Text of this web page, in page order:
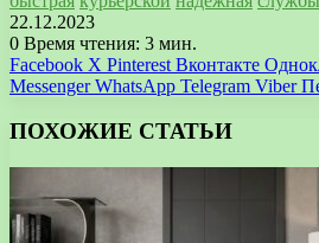
22.12.2023
0 Время чтения: 3 мин.
Facebook X Pinterest Вконтакте
Messenger WhatsApp Telegram Viber
ПОХОЖИЕ СТАТЬИ